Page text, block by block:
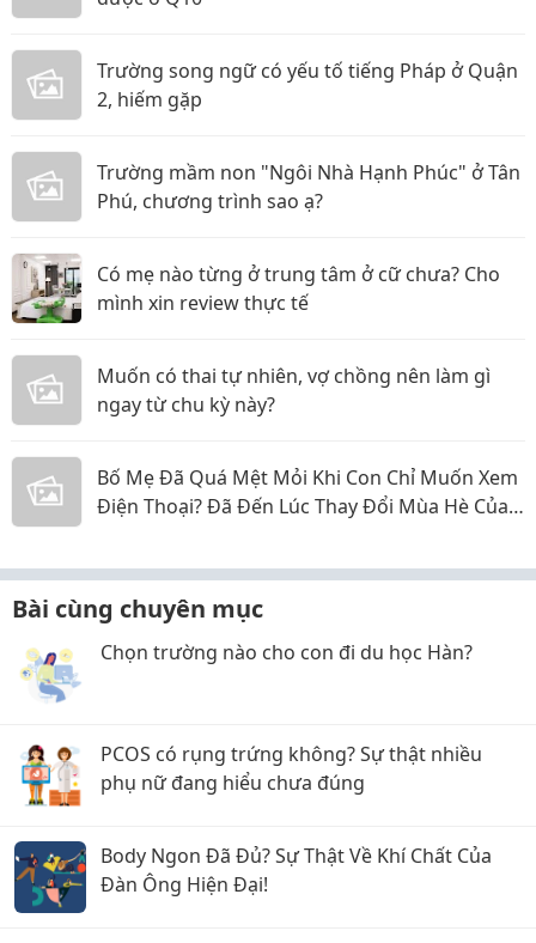
Trường song ngữ có yếu tố tiếng Pháp ở Quận
2, hiếm gặp
Trường mầm non "Ngôi Nhà Hạnh Phúc" ở Tân
Phú, chương trình sao ạ?
Có mẹ nào từng ở trung tâm ở cữ chưa? Cho
mình xin review thực tế
Muốn có thai tự nhiên, vợ chồng nên làm gì
ngay từ chu kỳ này?
Bố Mẹ Đã Quá Mệt Mỏi Khi Con Chỉ Muốn Xem
Điện Thoại? Đã Đến Lúc Thay Đổi Mùa Hè Của
Bài cùng chuyên mục
Chọn trường nào cho con đi du học Hàn?
PCOS có rụng trứng không? Sự thật nhiều
phụ nữ đang hiểu chưa đúng
Body Ngon Đã Đủ? Sự Thật Về Khí Chất Của
Đàn Ông Hiện Đại!